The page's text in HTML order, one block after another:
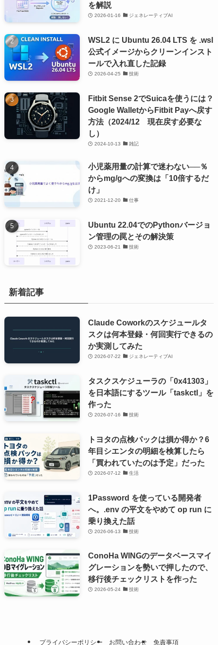
を解説
2026-01-16 ジェネレーティブAI
WSL2 に Ubuntu 26.04 LTS を .wsl
公式イメージからクリーンインスト
ールで入れ直した記録
2026-04-25 技術
Fitbit Sense 2でSuicaを使うには？
Google WalletからFitbit Payへ戻す
方法（2024/12 現在戻す必要な
し）
2024-10-13 雑記
小児薬用量の計算で迷わない──％
からmg/gへの変換は「10倍するだ
け」
2021-12-20 仕事
Ubuntu 22.04でのPythonバージョ
ン管理の罠とその解決策
2023-06-21 技術
新着記事
Claude Coworkのスケジュールタ
スクは何本登録・何回実行できるの
か実測してみた
2026-07-22 ジェネレーティブAI
タスクスケジューラの「0x41303」
を日本語にするツール「taskctl」を
作った
2026-07-16 技術
トヨタの点検パックは損か得か？6
年目シエンタの明細を検算したら
「買われていたのは予定」だった
2026-07-12 生活
1Password を使っている開発者
へ。.env の平文をやめて op run に
乗り換えた話
2026-06-13 技術
ConoHa WINGのデータベースマイ
グレーションを勢いで押したので、
移行後チェックリストを作った
2026-05-24 技術
プライバシーポリシー お問い合わせ 免責事項